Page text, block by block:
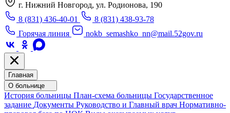
г. Нижний Новгород, ул. Родионова, 190
8 (831) 436-40-01
8 (831) 438-93-78
Горячая линия
nokb_semashko_nn@mail.52gov.ru
Главная
О больнице
История больницы План-схема больницы Государственное
задание Документы Руководство и Главный врач Нормативно-